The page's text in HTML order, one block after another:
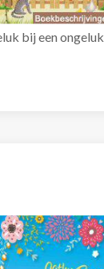
bij een ongeluk